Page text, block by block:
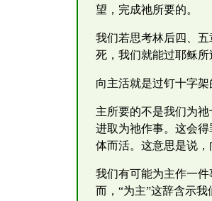
望，完成祂所要的。
我们若思考林后四、
死，我们就能过耶稣所
向主活就是过钉十字
主所要的不是我们为
进取为祂作事。这会
体而活。这意思是说，
我们有可能为主作一
而，“为主”这辞含示